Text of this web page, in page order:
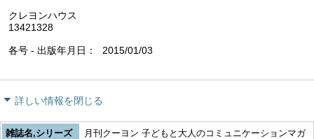
クレヨンハウス
13421328
各号 - 出版年月日 2015/01/03
詳しい情報を閉じる
雑誌名,シリーズ
月刊クーヨン 子どもと大人のコミュニケーションマガ